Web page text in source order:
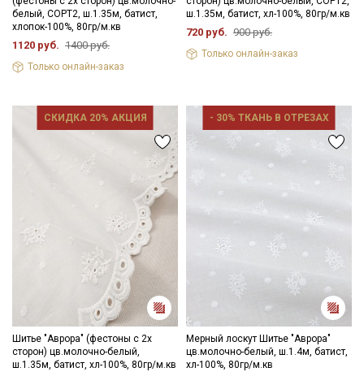
белый, СОРТ2, ш.1.35м, батист,
хлопок-100%, 80гр/м.кв
1120 руб. 1400 руб.
Только онлайн-заказ
ш.1.35м, батист, хл-100%, 80гр/м.кв
720 руб. 900 руб.
Только онлайн-заказ
СКИДКА 20% АКЦИЯ
Шитье "Аврора" (фестоны с 2х
сторон) цв.молочно-белый,
ш.1.35м, батист, хл-100%, 80гр/м.кв
- 30% ТКАНЬ В ОТРЕЗАХ
Мерный лоскут Шитье "Аврора"
цв.молочно-белый, ш.1.4м, батист,
хл-100%, 80гр/м.кв